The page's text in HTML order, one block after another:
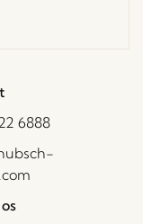
6888